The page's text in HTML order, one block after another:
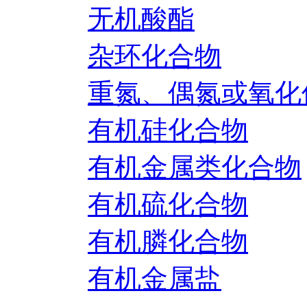
无机酸酯
杂环化合物
重氮、偶氮或氧
有机硅化合物
有机金属类化合物
有机硫化合物
有机膦化合物
有机金属盐